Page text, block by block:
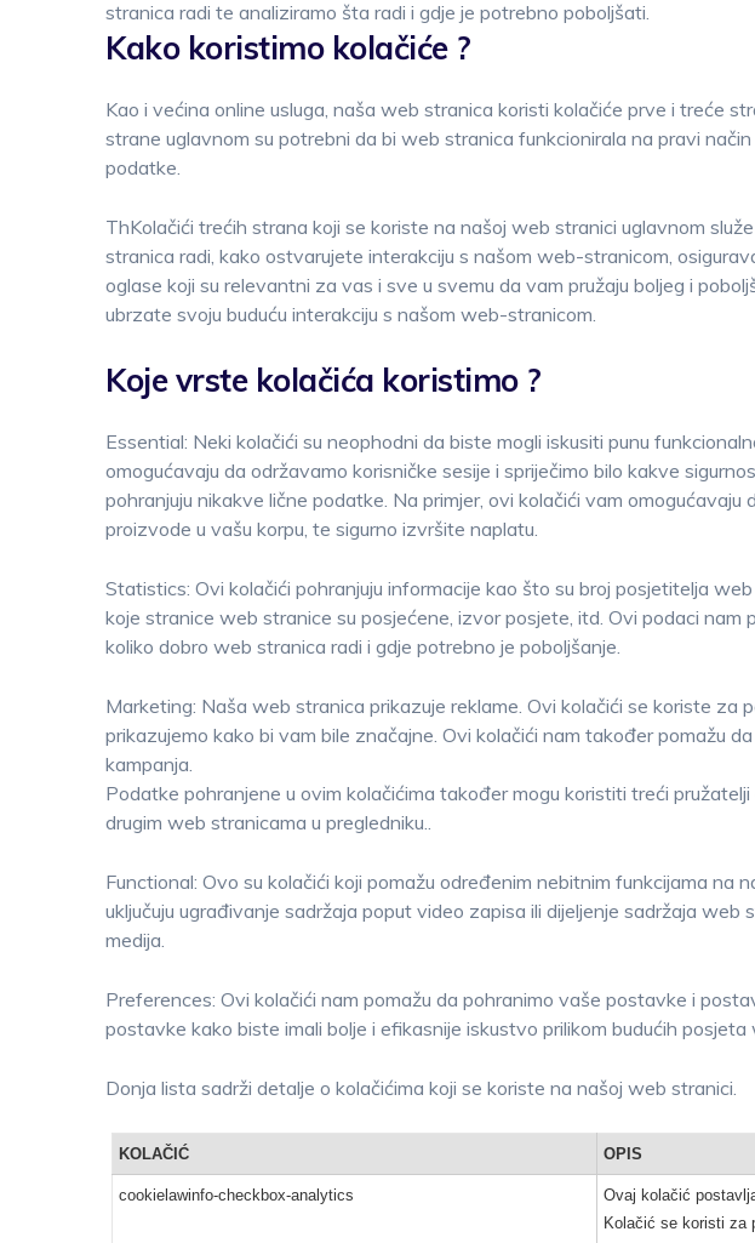
stranica radi te analiziramo šta radi i gdje je potrebno poboljšati.
Kako koristimo kolačiće ?
Kao i većina online usluga, naša web stranica koristi kolačiće prve i treće
strane uglavnom su potrebni da bi web stranica funkcionirala na pravi
podatke.
ThKolačići trećih strana koji se koriste na našoj web stranici uglavnom
stranica radi, kako ostvarujete interakciju s našom web-stranicom,
oglase koji su relevantni za vas i sve u svemu da vam pružaju boljeg i
ubrzate svoju buduću interakciju s našom web-stranicom.
Koje vrste kolačića koristimo ?
Essential: Neki kolačići su neophodni da biste mogli iskusiti punu
omogućavaju da održavamo korisničke sesije i spriječimo bilo kakve
pohranjuju nikakve lične podatke. Na primjer, ovi kolačići vam
proizvode u vašu korpu, te sigurno izvršite naplatu.
Statistics: Ovi kolačići pohranjuju informacije kao što su broj posjetitelja
koje stranice web stranice su posjećene, izvor posjete, itd. Ovi podaci nam
koliko dobro web stranica radi i gdje potrebno je poboljšanje.
Marketing: Naša web stranica prikazuje reklame. Ovi kolačići se koriste za
prikazujemo kako bi vam bile značajne. Ovi kolačići nam također pomažu
kampanja.
Podatke pohranjene u ovim kolačićima također mogu koristiti treći
drugim web stranicama u pregledniku..
Functional: Ovo su kolačići koji pomažu određenim nebitnim funkcijama na
uključuju ugrađivanje sadržaja poput video zapisa ili dijeljenje sadržaja
medija.
Preferences: Ovi kolačići nam pomažu da pohranimo vaše postavke i
postavke kako biste imali bolje i efikasnije iskustvo prilikom budućih posjeta
Donja lista sadrži detalje o kolačićima koji se koriste na našoj web stranici.
KOLAČIĆ OPIS
cookielawinfo-checkbox-analytics
Ovaj kolačić
Kolačić se koristi za